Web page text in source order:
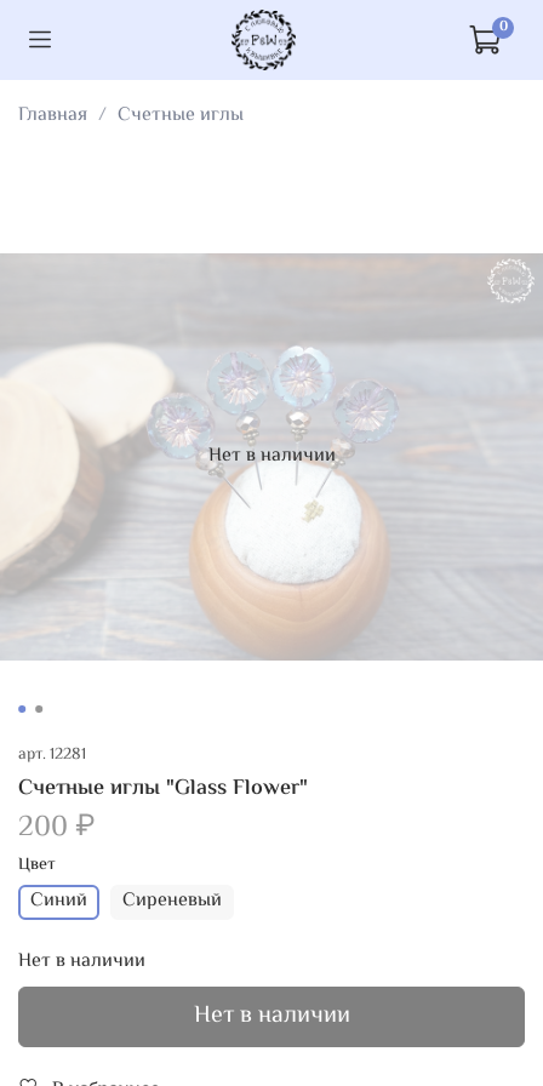
0
Главная Счетные иглы
Нет в наличии
арт.12281
Счетные иглы "Glass Flower"
200 ₽
Цвет
Синий
Сиреневый
Нет в наличии
Нет в наличии